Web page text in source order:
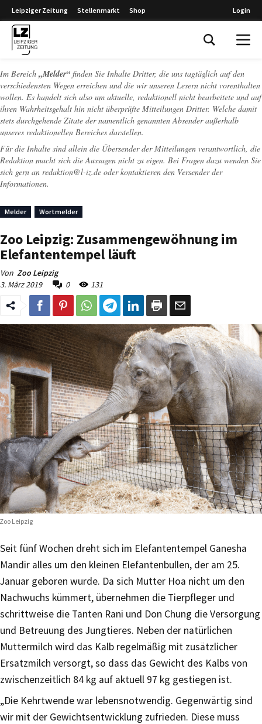
Leipziger Zeitung Stellenmarkt Shop Login
Im Bereich „Melder“ finden Sie Inhalte Dritter, die uns tagtäglich auf den
verschiedensten Wegen erreichen und die wir unseren Lesern nicht vorenthalten
wollen. Es handelt sich also um aktuelle, redaktionell nicht bearbeitete und auf
ihren Wahrheitsgehalt hin nicht überprüfte Mitteilungen Dritter. Welche damit
stets durchgehende Zitate der namentlich genannten Absender außerhalb
unseres redaktionellen Bereiches darstellen.
Für die Inhalte sind allein die Übersender der Mitteilungen verantwortlich, die
Redaktion macht sich die Aussagen nicht zu eigen. Bei Fragen dazu wenden Sie
sich gern an redaktion@l-iz.de oder kontaktieren den Versender der
Informationen.
Melder Wortmelder
Zoo Leipzig: Zusammengewöhnung im
Elefantentempel läuft
Von Zoo Leipzig
3. März 2019
0 131
Leipzig
Seit fünf Wochen dreht sich im Elefantentempel Ganesha
Mandir alles um den kleinen Elefantenbullen, der am 25.
Januar geboren wurde. Da sich Mutter Hoa nicht um den
Nachwuchs kümmert, übernehmen die Tierpfleger und
schrittweise die Tanten Rani und Don Chung die Versorgung
und Betreuung des Jungtieres. Neben der natürlichen
Muttermilch wird das Kalb regelmäßig mit zusätzlicher
Ersatzmilch versorgt, so dass das Gewicht des Kalbs von
zwischenzeitlich 84 kg auf aktuell 97 kg gestiegen ist.
„Die Kehrtwende war lebensnotwendig. Gegenwärtig sind
wir mit der Gewichtsentwicklung zufrieden. Diese muss